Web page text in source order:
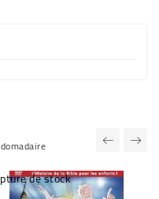
de stock